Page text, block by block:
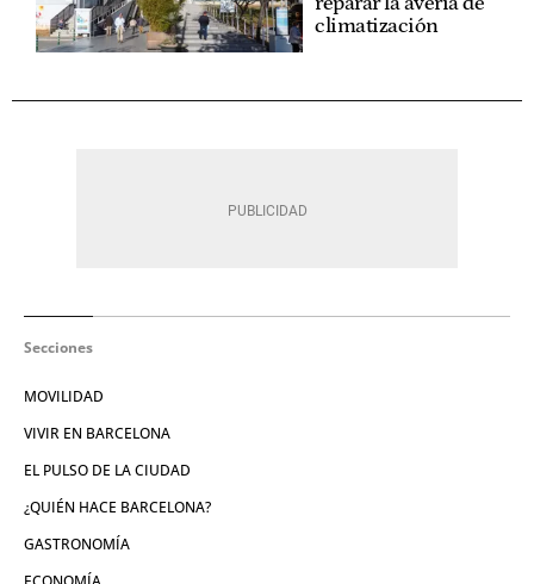
climatización
Secciones
MOVILIDAD
VIVIR EN BARCELONA
EL PULSO DE LA CIUDAD
¿QUIÉN HACE BARCELONA?
GASTRONOMÍA